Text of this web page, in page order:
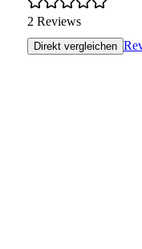
2 Reviews
Direkt vergleichen